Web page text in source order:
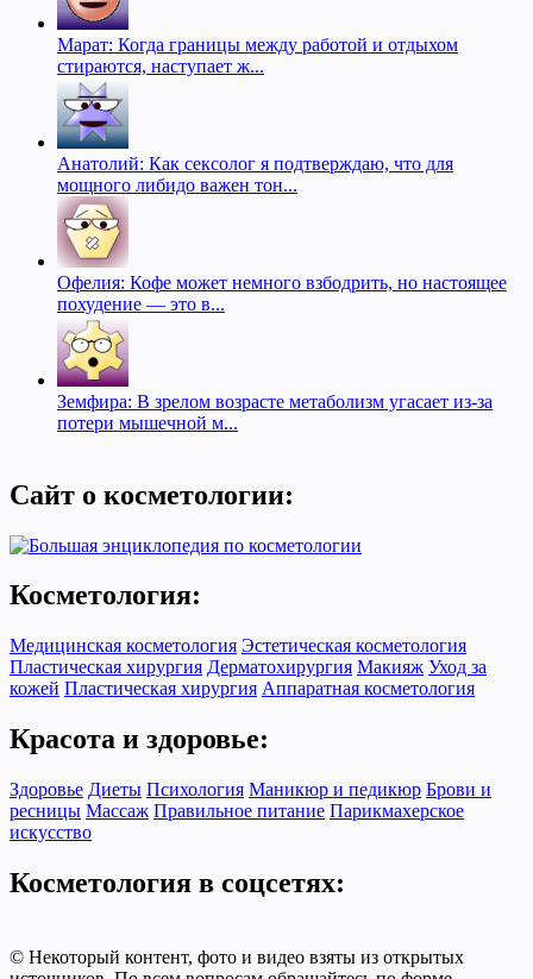
Марат: Когда границы между работой и отдыхом
стираются, наступает ж...
Анатолий: Как сексолог я подтверждаю, что для
мощного либидо важен тон...
Офелия: Кофе может немного взбодрить, но настоящее
похудение — это в...
Земфира: В зрелом возрасте метаболизм угасает из-за
потери мышечной м...
Сайт о косметологии:
Косметология:
Медицинская косметология Эстетическая косметология
Пластическая хирургия Дерматохирургия Макияж Уход за
кожей Пластическая хирургия Аппаратная косметология
Красота и здоровье:
Здоровье Диеты Психология Маникюр и педикюр Брови и
ресницы Массаж Правильное питание Парикмахерское
искусство
Косметология в соцсетях:
© Некоторый контент, фото и видео взяты из открытых